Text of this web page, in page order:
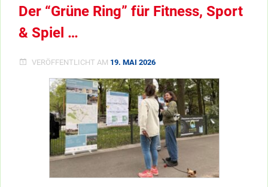
Der “Grüne Ring” für Fitness, Sport
& Spiel …
VERÖFFENTLICHT AM 19. MAI 2026